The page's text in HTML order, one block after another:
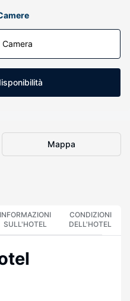
Camera
Mappa
INFORMAZIONI
SULL'HOTEL
CONDIZIONI
DELL'HOTEL